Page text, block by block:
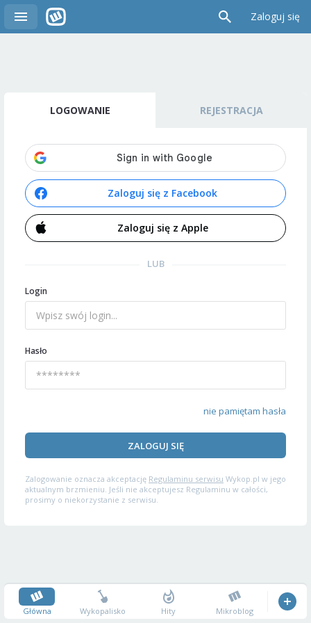
Zaloguj się
LOGOWANIE REJESTRACJA
Zaloguj się z Facebook
Zaloguj się z Apple
LUB
Login
Hasło
nie pamiętam hasła
ZALOGUJ SIĘ
Zalogowanie oznacza akceptację Regulaminu serwisu Wykop.pl w jego
aktualnym brzmieniu. Jeśli nie akceptujesz Regulaminu w całości,
prosimy o niekorzystanie z serwisu.
Główna Wykopalisko Hity Mikroblog